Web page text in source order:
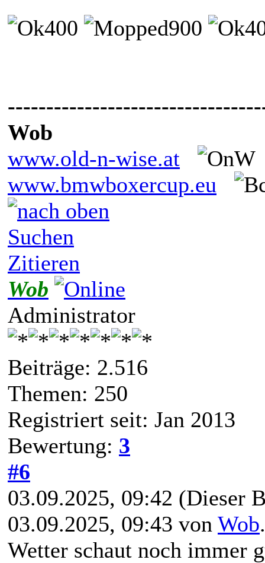
Wob
www.old-n-wise.at
www.bmwboxercup.eu
Suchen
Zitieren
Wob
Administrator
Beiträge: 2.516
Themen: 250
Registriert seit: Jan 2013
Bewertung: 3
#6
03.09.2025, 09:42 (Dieser
03.09.2025, 09:43 von Wob
Wetter schaut noch immer